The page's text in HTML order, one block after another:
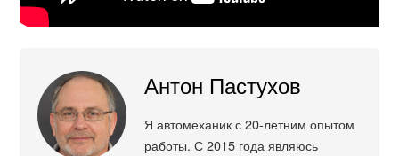
Антон Пастухов
Я автомеханик с 20-летним опытом
работы. С 2015 года являюсь